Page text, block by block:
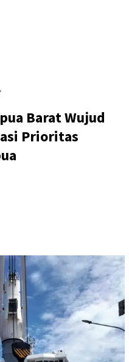
Barat Wujud
Prioritas